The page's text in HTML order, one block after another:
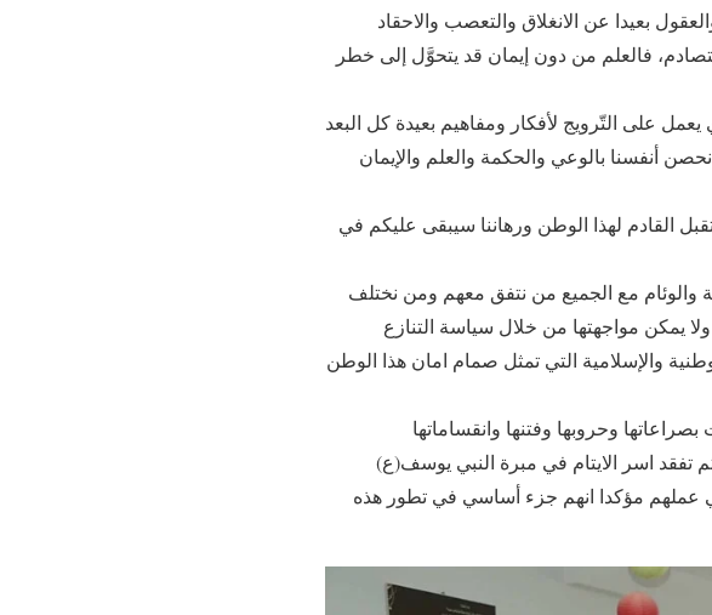
فالعلم من دون إيمان قد يتحوَّل إلى خطر
على التّرويج لأفكار ومفاهيم بعيدة كل البعد
أنفسنا بالوعي والحكمة والعلم والإيمان
والوئام مع الجميع من نتفق معهم ومن نختلف
يمكن مواجهتها من خلال سياسة التنازع
والإسلامية التي تمثل صمام امان هذا الوطن
وحروبها وفتنها وانقساماتها